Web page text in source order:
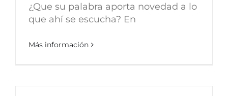
¿Que su palabra aporta novedad a lo
que ahí se escucha? En
Más información